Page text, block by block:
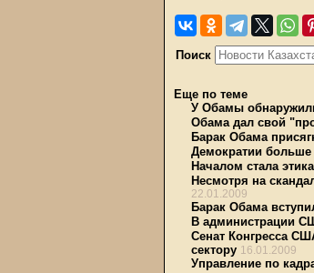
Поиск
Еще по теме
У Обамы
Обама дал свой
Барак Обама
Демократии
Началом стала этика
Несмотря на
22.01.2009
Барак Обама
В администрации
Сенат Конгресса
сектору 16.01.2009
Управление по